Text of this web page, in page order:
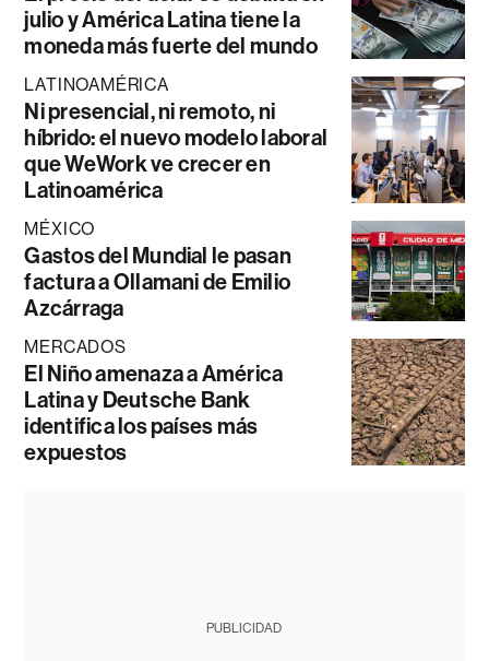
julio y América Latina tiene la
moneda más fuerte del mundo
LATINOAMÉRICA
Ni presencial, ni remoto, ni
híbrido: el nuevo modelo laboral
que WeWork ve crecer en
Latinoamérica
MÉXICO
Gastos del Mundial le pasan
factura a Ollamani de Emilio
Azcárraga
MERCADOS
El Niño amenaza a América
Latina y Deutsche Bank
identifica los países más
expuestos
PUBLICIDAD